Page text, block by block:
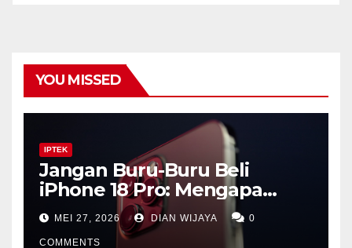
YOU MISSED
IPTEK
Jangan Buru-Buru Beli
iPhone 18 Pro: Mengapa
Lompatan Besar Apple
Justru Ada di Tahun 2027
MEI 27, 2026 DIAN WIJAYA 0
COMMENTS